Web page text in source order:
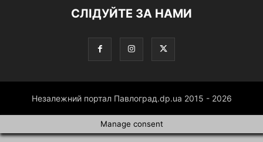
СЛІДУЙТЕ ЗА НАМИ
Незалежний портал Павлоград.dp.ua 2015 - 2026
Manage consent